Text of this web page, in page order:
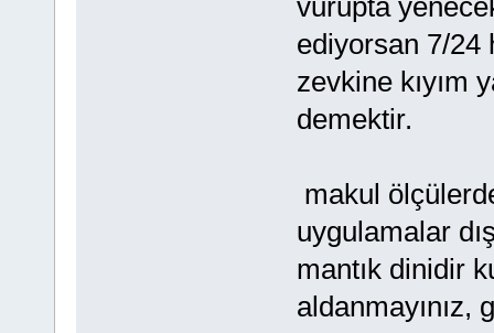
ediyorsan 7/24
zevkine kıyım
demektir.
makul
uygulamalar
mantık dinidir